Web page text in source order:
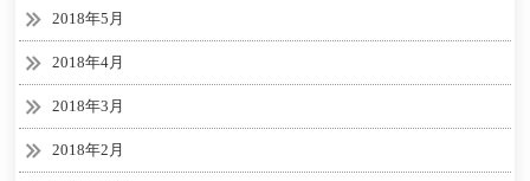
2018年5月
2018年4月
2018年3月
2018年2月